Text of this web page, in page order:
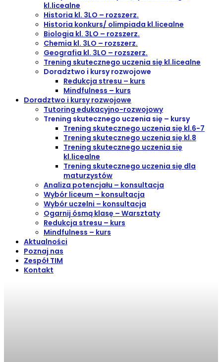
kl.licealne
Historia kl. 3LO – rozszerz.
Historia konkurs/ olimpiada kl.licealne
Biologia kl. 3LO – rozszerz.
Chemia kl. 3LO – rozszerz.
Geografia kl. 3LO – rozszerz.
Trening skutecznego uczenia się kl.licealne
Doradztwo i kursy rozwojowe
Redukcja stresu – kurs
Mindfulness – kurs
Doradztwo i kursy rozwojowe
Tutoring edukacyjno-rozwojowy
Trening skutecznego uczenia się – kursy
Trening skutecznego uczenia się kl.6-7
Trening skutecznego uczenia się kl.8
Trening skutecznego uczenia się
kl.licealne
Trening skutecznego uczenia się dla
maturzystów
Analiza potencjału – konsultacja
Wybór liceum – konsultacja
Wybór uczelni – konsultacja
Ogarnij ósmą klasę – Warsztaty
Redukcja stresu – kurs
Mindfulness – kurs
Aktualności
Poznaj nas
Zespół TIM
Kontakt